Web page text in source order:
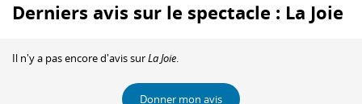
Derniers avis sur le spectacle : La Joie
Il n'y a pas encore d'avis surLa Joie.
Donner mon avis